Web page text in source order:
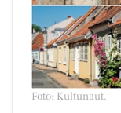
Foto: Kultunaut.